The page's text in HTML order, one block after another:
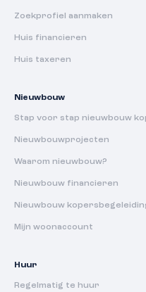
Zoekprofiel aanmaken
Huis financieren
Huis taxeren
Nieuwbouw
Stap voor stap nieuwbouw
Nieuwbouwprojecten
Waarom nieuwbouw?
Nieuwbouw financieren
Nieuwbouw
Mijn woonaccount
Huur
Regelmatig te huur